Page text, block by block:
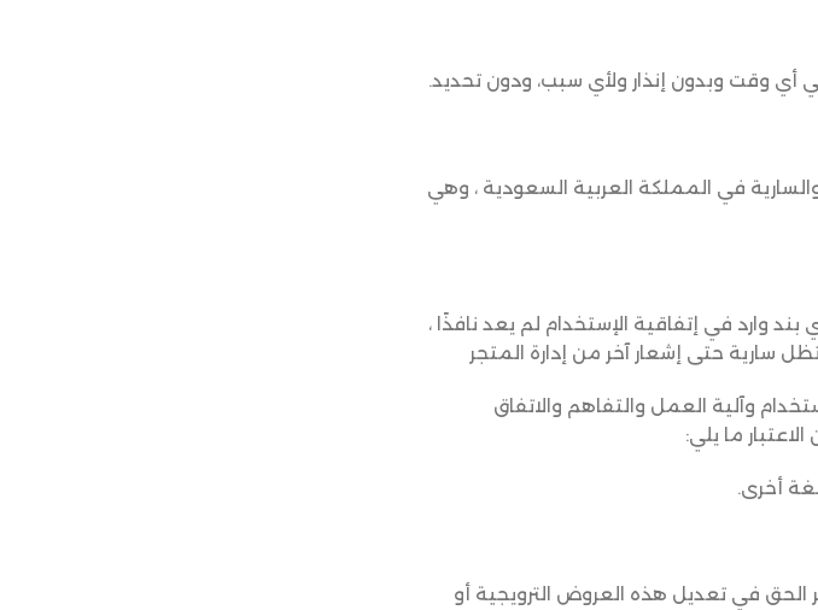
وقت وبدون إنذار ولأي سبب، ودون تحديد.
في المملكة العربية السعودية ، وهي
وارد في إتفاقية الإستخدام لم يعد نافذًا ،
سارية حتى إشعار آخر من إدارة المتجر
وآلية العمل والتفاهم والاتفاق
ما يلي:
الحق في تعديل هذه العروض الترويجية أو